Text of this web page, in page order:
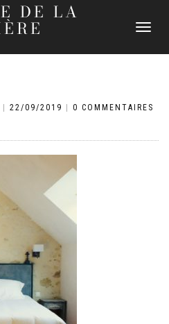
DE LA
DÉPLIER
22/09/2019
0 COMMENTAIRES